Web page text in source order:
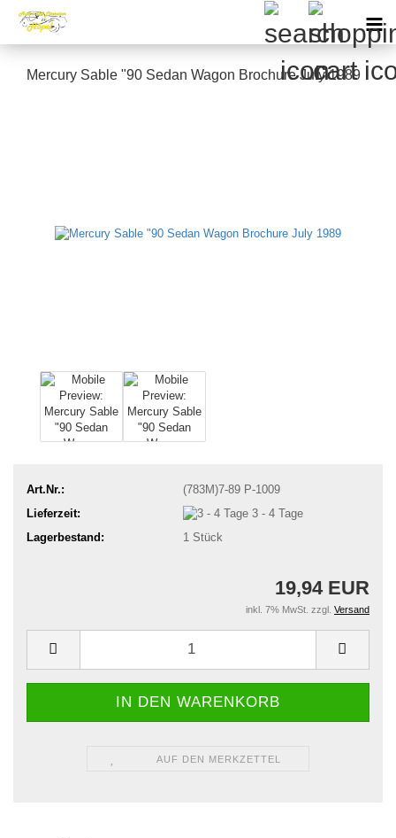
Mercury Sable "90 Sedan Wagon Brochure July 1989
Art.Nr.:
(783M)7-89 P-1009
Lieferzeit:
3 - 4 Tage
Lagerbestand:
1 Stück
19,94 EUR
inkl. 7% MwSt. zzgl. Versand
AUF DEN MERKZETTEL